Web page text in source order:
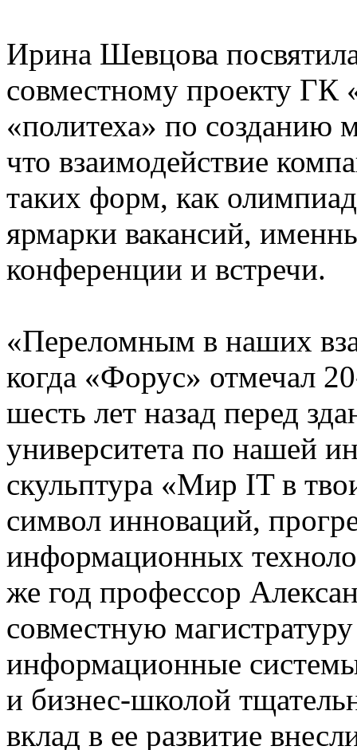
Ирина Шевцова
совместному проекту ГК
«политеха» по созданию
что взаимодействие
таких форм, как
ярмарки вакансий,
конференции и встречи.
«Переломным в наших
когда «Форус» отмечал
шесть лет назад перед
университета по нашей
скульптура «Мир IT в
символ инноваций,
информационных
же год профессор
совместную
информационные
и бизнес-школой
вклад в ее развитие